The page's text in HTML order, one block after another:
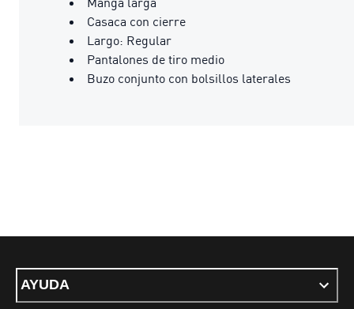
Casaca con cierre
Largo: Regular
Pantalones de tiro medio
Buzo conjunto con bolsillos laterales
AYUDA